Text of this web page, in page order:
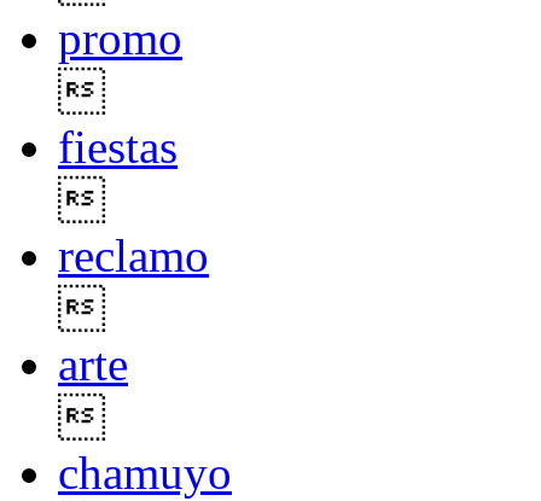
promo
fiestas
reclamo
arte
chamuyo